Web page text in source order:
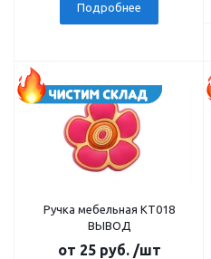
Подробнее
Ручка мебельная КТ018
ВЫВОД
от 25 руб. /шт